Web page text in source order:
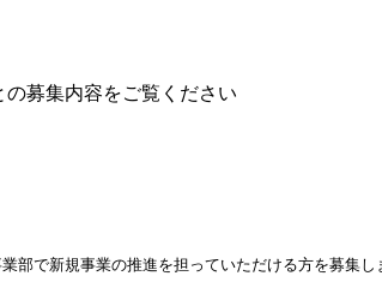
募集内容をご覧ください
部で新規事業の推進を担っていただける方を募集